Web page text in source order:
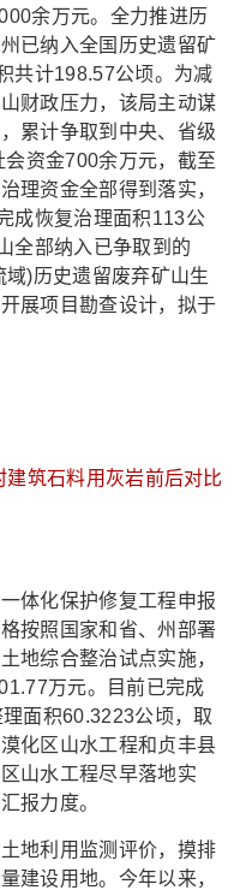
余万元。全力推进历
已纳入全国历史遗留矿
共计198.57公顷。为减
财政压力，该局主动谋
累计争取到中央、省级
资金700余万元，截至
理资金全部得到落实，
成恢复治理面积113公
全部纳入已争取到的
域)历史遗留废弃矿山生
展项目勘查设计，拟于
筑石料用灰岩前后对比
化保护修复工程申报
按照国家和省、州部署
地综合整治试点实施，
万元。目前已完成
面积60.3223公顷，取
化区山水工程和贞丰县
山水工程尽早落地实
报力度。
地利用监测评价，摸排
建设用地。今年以来，